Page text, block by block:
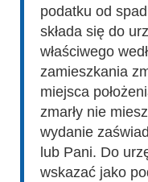
podatku od
składa się do
właściwego
zamieszkania
miejsca
zmarły nie
wydanie
lub Pani. Do
wskazać jako